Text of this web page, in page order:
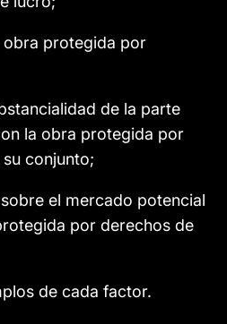
obra protegida por
de la parte
la obra protegida por
conjunto;
el mercado potencial
por derechos de
de cada factor.